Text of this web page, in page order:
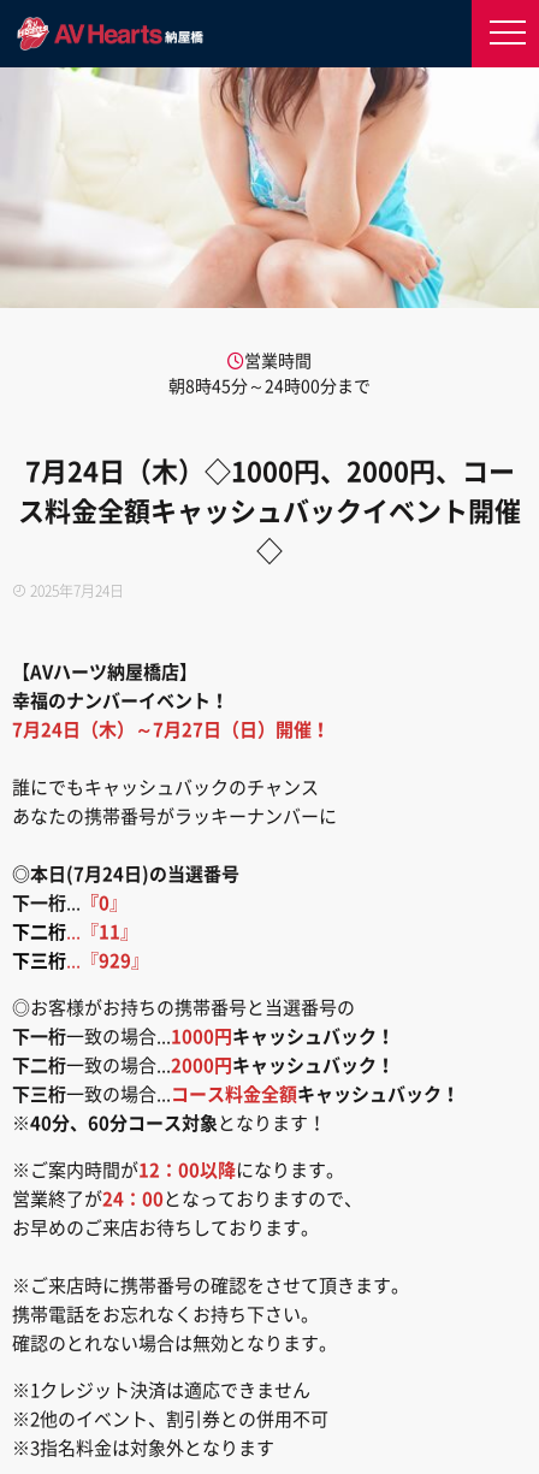
営業時間
朝8時45分～24時00分まで
7月24日（木）◇1000円、2000円、コー
ス料金全額キャッシュバックイベント開催
◇
2025年7月24日
【AVハーツ納屋橋店】
幸福のナンバーイベント！
7月24日（木）～7月27日（日）開催！
誰にでもキャッシュバックのチャンス
あなたの携帯番号がラッキーナンバーに
◎本日(7月24日)の当選番号
下一桁... 『0 』
下二桁...『11 』
下三桁...『929 』
◎お客様がお持ちの携帯番号と当選番号の
下一桁一致の場合...1000円 キャッシュバック！
下二桁一致の場合...2000円 キャッシュバック！
下三桁一致の場合... コース料金全額キャッシュバック！
※40分、60分コース対象 となります！
※ご案内時間が12：00以降になります。
営業終了が24：00となっておりますので、
お早めのご来店お待ちしております。
※ご来店時に携帯番号の確認をさせて頂きます。
携帯電話をお忘れなくお持ち下さい。
確認のとれない場合は無効となります。
※1クレジット決済は適応できません
※2他のイベント、割引券との併用不可
※3指名料金は対象外となります